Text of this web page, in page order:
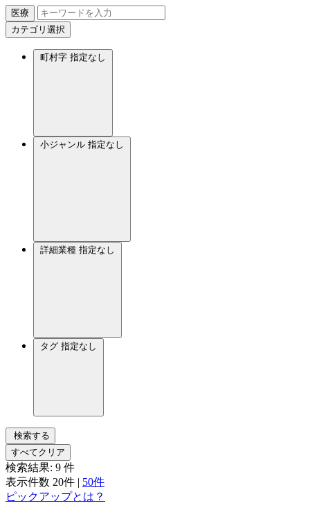
医療
カテゴリ選択
町村字 指定なし
小ジャンル 指定なし
詳細業種 指定なし
タグ 指定なし
検索する
すべてクリア
検索結果: 9 件
表示件数 20件 | 50件
ピックアップとは？